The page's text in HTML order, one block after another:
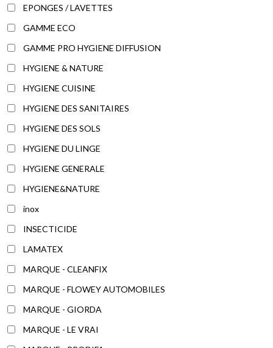
EPONGES / LAVETTES
GAMME ECO
GAMME PRO HYGIENE DIFFUSION
HYGIENE & NATURE
HYGIENE CUISINE
HYGIENE DES SANITAIRES
HYGIENE DES SOLS
HYGIENE DU LINGE
HYGIENE GENERALE
HYGIENE&NATURE
inox
INSECTICIDE
LAMATEX
MARQUE - CLEANFIX
MARQUE - FLOWEY AUTOMOBILES
MARQUE - GIORDA
MARQUE - LE VRAI